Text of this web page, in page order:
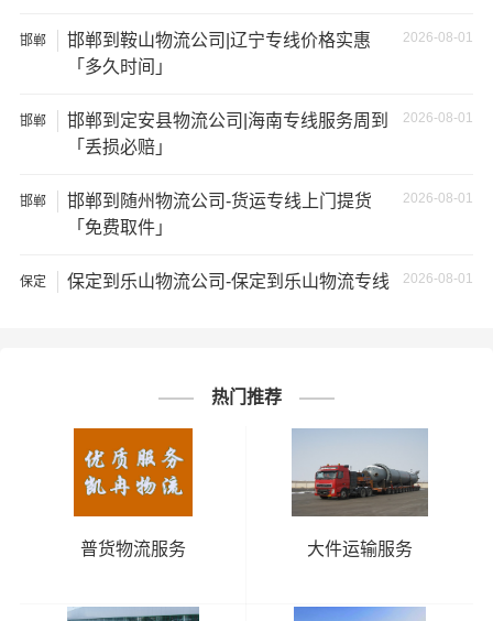
3、服务质量差：不靠谱的物流公司可能会提供劣质的服
务，例如不及时回复客户咨询、不提供准确的物流信息
4、安全风险：不靠谱的物流公司可能会存在安全风险，例
5、经济损失：如果你的包裹在运输过程中丢失或损坏，你
失。
# 日喀则地区专线
# 日喀则地区货运
# 日喀则地区物流
# 秦皇岛专线
# 秦皇岛货运
# 秦皇岛物流
# 物流专线 # 物流公司
邯郸 2026-08-01
邯郸到鞍山物流公司|辽宁专线价格实惠
「多久时间」
邯郸 2026-08-01
邯郸到定安县物流公司|海南专线服务周到
「丢损必赔」
邯郸 2026-08-01
邯郸到随州物流公司-货运专线上门提货
「免费取件」
保定 2026-08-01
保定到乐山物流公司-保定到乐山物流专线
热门推荐
普货物流服务 大件运输服务